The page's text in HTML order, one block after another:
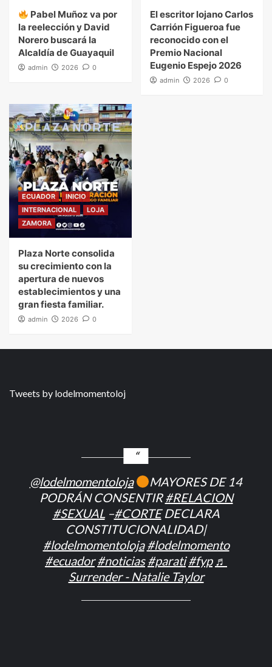
Pabel Muñoz va por
la reelección y David
Norero buscará la
Alcaldía de Guayaquil
admin 2026 0
El escritor lojano Carlos
Carrión Figueroa fue
reconocido con el
Premio Nacional
Eugenio Espejo 2026
admin 2026 0
ECUADOR
INICIO
INTERNACIONAL
LOJA
ZAMORA
Plaza Norte consolida
su crecimiento con la
apertura de nuevos
establecimientos y una
gran fiesta familiar.
admin 2026 0
Tweets by lodelmomentoloj
@lodelmomentoloja
MAYORES DE 14
PODRÁN CONSENTIR#RELACION
#SEXUAL–#CORTEDECLARA
CONSTITUCIONALIDAD|
#lodelmomentoloja #lodelmomento
#ecuador #noticias #parati #fyp ♬
Surrender - Natalie Taylor